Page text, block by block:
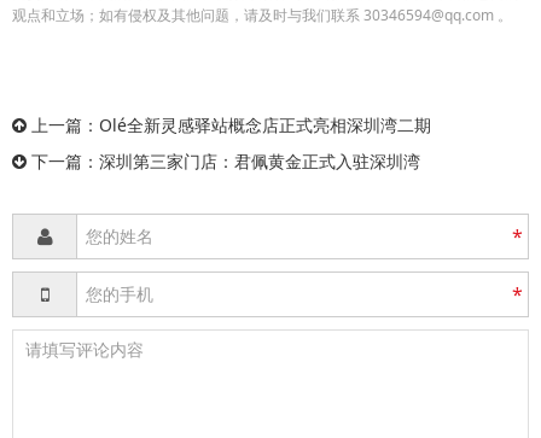
观点和立场；如有侵权及其他问题，请及时与我们联系 30346594@qq.com 。
上一篇： Olé全新灵感驿站概念店正式亮相深圳湾二期
下一篇： 深圳第三家门店：君佩黄金正式入驻深圳湾
*
*